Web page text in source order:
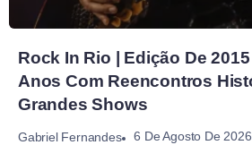
Rock In Rio | Edição De
Anos Com Reencontros
Grandes Shows
Gabriel Fernandes 6 De Agosto De 2026